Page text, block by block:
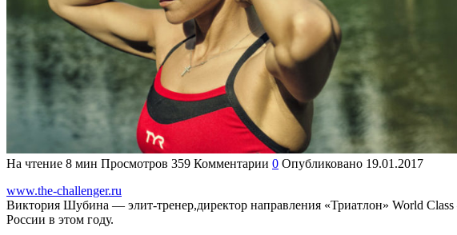
На чтение 8 мин Просмотров 359 Комментарии 0 Опубликовано 19.01.2017
www.the-challenger.ru
Виктория Шубина — элит-тренер,директор направления «Триатлон» World
России в этом году.